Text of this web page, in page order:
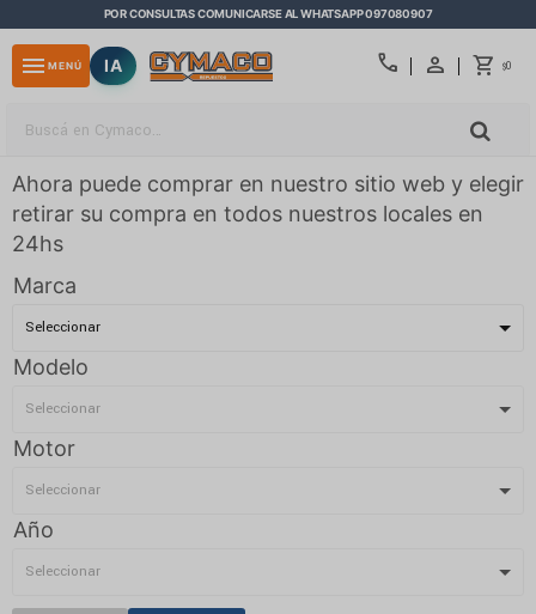
POR CONSULTAS COMUNICARSE AL WHATSAPP 097080907
call $0
menu MENÚ IA
Ahora puede comprar en nuestro sitio web y elegir
retirar su compra en todos nuestros locales en
24hs
Marca
Modelo
Motor
Año
close